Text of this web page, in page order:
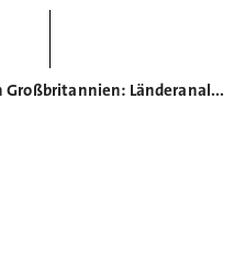
Beschaffung in Großbritannien: Länderanalyse für Einkäufer